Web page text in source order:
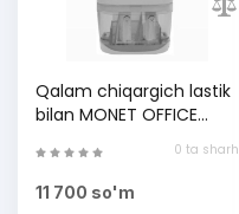
Qalam chiqargich lastik
bilan MONET OFFICE
2ES004, Blue, (1 dona)
0 ta sharh
11 700 so'm